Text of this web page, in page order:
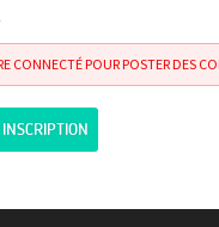
CONNECTÉ POUR POSTER DES
INSCRIPTION